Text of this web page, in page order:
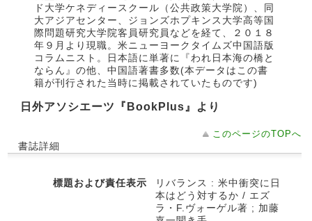
ド大学ケネディースクール（公共政策大学院）、同
大アジアセンター、ジョンズホプキンス大学高等国
際問題研究大学院客員研究員などを経て、２０１８
年９月より現職。米ニューヨークタイムズ中国語版
コラムニスト。日本語に単著に『われ日本海の橋と
ならん』の他、中国語著書多数(本データはこの書
籍が刊行された当時に掲載されていたものです)
日外アソシエーツ『BookPlus』より
このページのTOPへ
書誌詳細
標題および責任表示
リバランス : 米中衝突に日
本はどう対するか / エズ
ラ・F.ヴォーゲル著 ; 加藤